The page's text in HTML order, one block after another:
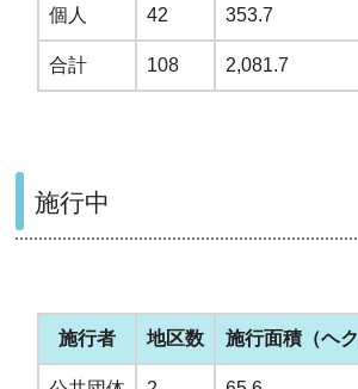
個人 42 353.7
合計 108 2,081.7
施行中
施行者 地区数 施行面積（ヘク